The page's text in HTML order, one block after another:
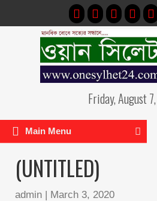
Friday, August
Main Menu
(UNTITLED)
admin | March 3, 2020